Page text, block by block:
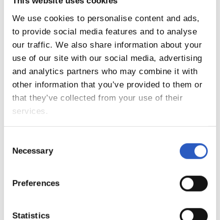
We use cookies to personalise content and ads,
to provide social media features and to analyse
our traffic. We also share information about your
use of our site with our social media, advertising
and analytics partners who may combine it with
other information that you’ve provided to them or
that they’ve collected from your use of their
services.
Selection
Necessary
Preferences
Statistics